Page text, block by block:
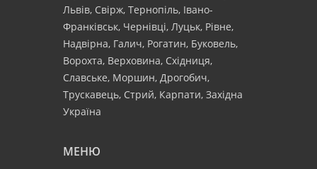
Львів, Свірж, Тернопіль, Івано-
Франківськ, Чернівці, Луцьк, Рівне,
Надвірна, Галич, Рогатин, Буковель,
Ворохта, Верховина, Східниця,
Славське, Моршин, Дрогобич,
Трускавець, Стрий, Карпати, Західна
Україна
МЕНЮ